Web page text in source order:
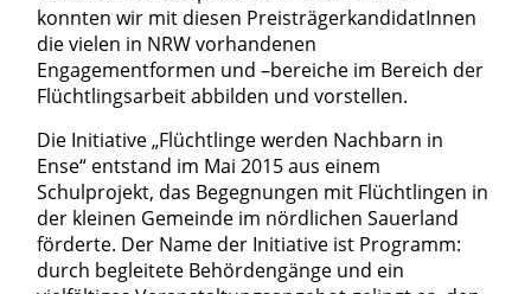
konnten wir mit diesen PreisträgerkandidatInnen
die vielen in NRW vorhandenen
Engagementformen und –bereiche im Bereich der
Flüchtlingsarbeit abbilden und vorstellen.
Die Initiative „Flüchtlinge werden Nachbarn in
Ense“ entstand im Mai 2015 aus einem
Schulprojekt, das Begegnungen mit Flüchtlingen in
der kleinen Gemeinde im nördlichen Sauerland
förderte. Der Name der Initiative ist Programm:
durch begleitete Behördengänge und ein